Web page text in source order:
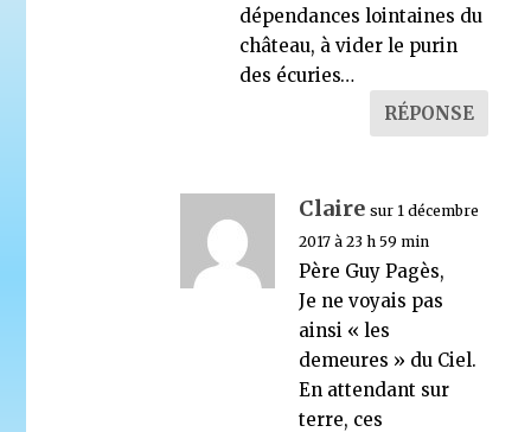
dépendances lointaines du
château, à vider le purin
des écuries…
RÉPONSE
Claire sur 1 décembre
2017 à 23 h 59 min
Père Guy Pagès,
Je ne voyais pas
ainsi « les
demeures » du Ciel.
En attendant sur
terre, ces